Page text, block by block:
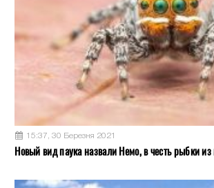
15:37, 30 Березня 2021
Новый вид паука назвали Немо, в честь рыбки